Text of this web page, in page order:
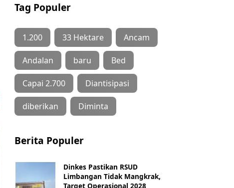
Tag Populer
1.200 33 Hektare Ancam
Andalan baru Bed
Capai 2.700 Diantisipasi
diberikan Diminta
Berita Populer
Dinkes Pastikan RSUD
Limbangan Tidak Mangkrak,
Target Operasional 2028